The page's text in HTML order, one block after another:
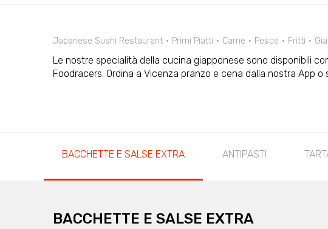
Japanese Sushi Restaurant Primi Piatti Carne Pesce Fritti
Le nostre specialità della cucina giapponese sono disponibili
Foodracers. Ordina a Vicenza pranzo e cena dalla nostra App o
BACCHETTE E SALSE EXTRA ANTIPASTI
BACCHETTE E SALSE EXTRA